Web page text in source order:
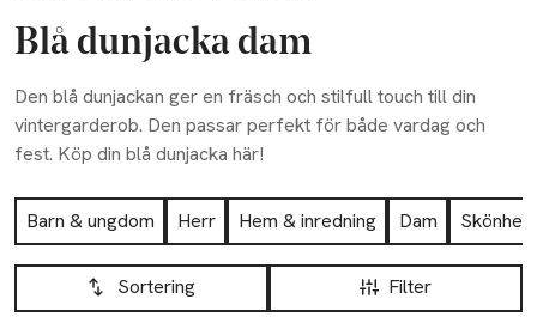
Blå dunjacka dam
Den blå dunjackan ger en fräsch och stilfull touch till din
vintergarderob. Den passar perfekt för både vardag och
fest. Köp din blå dunjacka här!
Hoppa till produktsidan
Barn & ungdom Herr Hem & inredning Dam
Skönhet
Hoppa till produktsidan
Filter
Sortering
Lista över produkter